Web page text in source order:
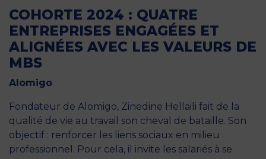
COHORTE 2024 : QUATRE
ENTREPRISES ENGAGÉES ET
ALIGNÉES AVEC LES VALEURS DE
MBS
Alomigo
Fondateur de Alomigo, Zinedine Hellaili fait de la
qualité de vie au travail son cheval de bataille. Son
objectif : renforcer les liens sociaux en milieu
professionnel. Pour cela, il invite les salariés à se